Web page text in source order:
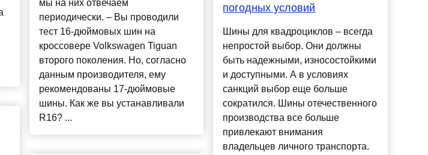
мы на них отвечаем
периодически. – Вы проводили
тест 16‑дюймовых шин на
кроссовере Volkswagen Tiguan
второго поколения. Но, согласно
данным производителя, ему
рекомендованы 17‑дюймовые
шины. Как же вы устанавливали
R16? ...
погодных условий
Шины для квадроциклов – всегда
непростой выбор. Они должны
быть надежными, износостойкими
и доступными. А в условиях
санкций выбор еще больше
сократился. Шины отечественного
производства все больше
привлекают внимания
владельцев личного транспорта.